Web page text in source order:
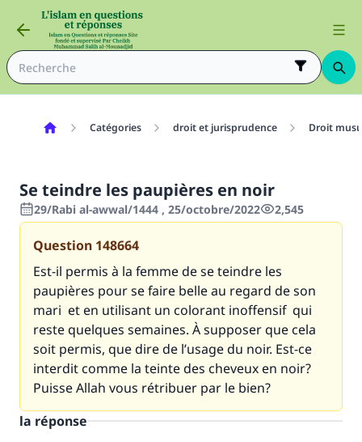
Catégories droit et jurisprudence Droit
Se teindre les paupières en noir
29/Rabi al-awwal/1444 , 25/octobre/2022 2,545
Question 148664
Est-il permis à la femme de se teindre les
paupières pour se faire belle au regard de son
mari et en utilisant un colorant inoffensif qui
reste quelques semaines. À supposer que cela
soit permis, que dire de l’usage du noir. Est-ce
interdit comme la teinte des cheveux en noir?
Puisse Allah vous rétribuer par le bien?
la réponse